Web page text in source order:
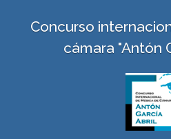
Concurso
cámara "Antón